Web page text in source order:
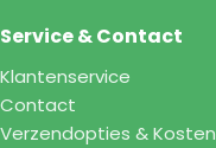
Service & Contact
Klantenservice
Contact
Verzendopties & Kosten